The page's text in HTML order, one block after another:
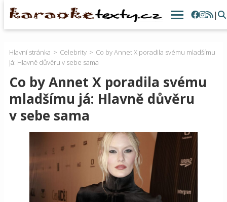
|
Hlavní stránka Celebrity
Co by Annet X poradila svému mladšímu
já: Hlavně důvěru v sebe sama
Co by Annet X poradila svému
mladšímu já: Hlavně důvěru
v sebe sama